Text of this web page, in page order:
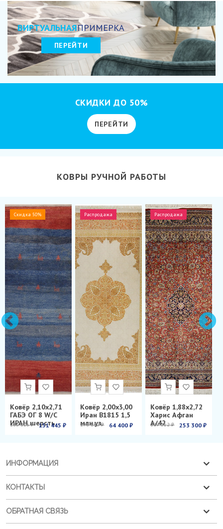
ВИРТУАЛЬНАЯПРИМЕРКА
ПЕРЕЙТИ
СКИДКИ ДО 50%
ПЕРЕЙТИ
КОВРЫ РУЧНОЙ РАБОТЫ
Скидка 50%
Ковёр 2,10х2,71
ГАБЭ ОГ 8 W/C
ИРАН шерсть
286 826 ₽ 151 445 ₽
Распродажа
Ковёр 2,00х3,00
Иран B1815 1,5
млн.уз.
278 850 ₽ 64 400 ₽
Распродажа
Ковёр 1,88х2,72
Харис Афган
А/42
899 012 ₽ 253 300 ₽
ИНФОРМАЦИЯ
КОНТАКТЫ
ОБРАТНАЯ СВЯЗЬ